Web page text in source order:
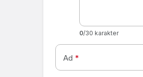
0/30 karakter
Ad *